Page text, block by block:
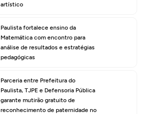
artístico
Paulista fortalece ensino da
Matemática com encontro para
análise de resultados e estratégias
pedagógicas
Parceria entre Prefeitura do
Paulista, TJPE e Defensoria Pública
garante mutirão gratuito de
reconhecimento de paternidade no